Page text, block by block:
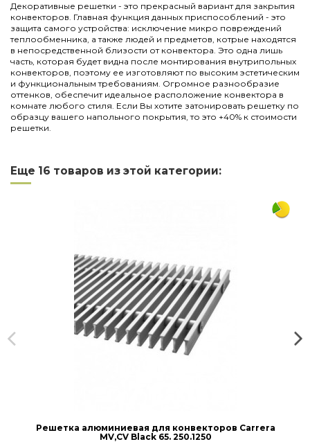
Декоративные решетки - это прекрасный вариант для закрытия
конвекторов. Главная функция данных приспособлений - это
защита самого устройства: исключение микро повреждений
теплообменника, а также людей и предметов, котрые находятся
в непосредственной близости от конвектора. Это одна лишь
часть, которая будет видна после монтирования внутрипольных
конвекторов, поэтому ее изготовляют по высоким эстетическим
и функциональным требованиям. Огромное разнообразие
оттенков, обеспечит идеальное расположение конвектора в
комнате любого стиля. Если Вы хотите затонировать решетку по
образцу вашего напольного покрытия, то это +40% к стоимости
решетки.
Ширина
230
Еще 16 товаров из этой категории:
Решетка алюминиевая для конвекторов Carrera
МV,СV Black 65. 250.1250